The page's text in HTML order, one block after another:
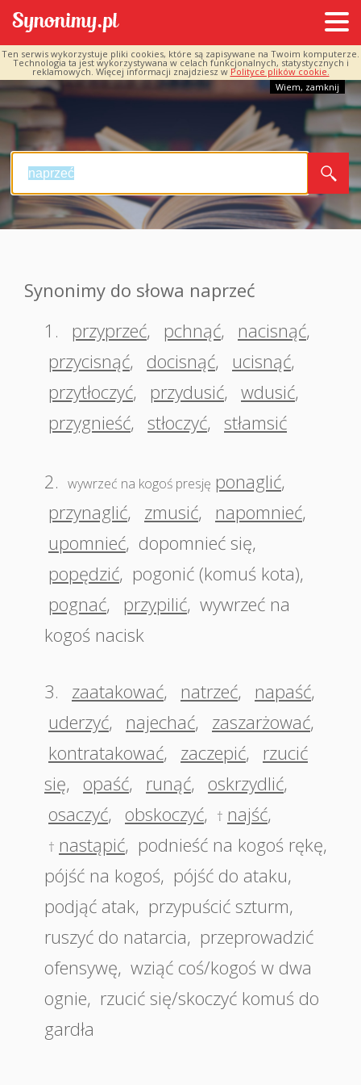
Ten serwis wykorzystuje pliki cookies, które są zapisywane na Twoim komputerze.
Technologia ta jest wykorzystywana w celach funkcjonalnych, statystycznych i
reklamowych. Więcej informacji znajdziesz w Polityce plików cookie.
Wiem, zamknij
Synonimy do słowa naprzeć
1.
przyprzeć, pchnąć, nacisnąć,
przycisnąć, docisnąć, ucisnąć,
przytłoczyć, przydusić, wdusić,
przygnieść, stłoczyć, stłamsić
2. wywrzeć na kogoś presję ponaglić,
przynaglić, zmusić, napomnieć,
upomnieć, dopomnieć się,
popędzić, pogonić (komuś kota),
pognać, przypilić, wywrzeć na
kogoś nacisk
3. zaatakować, natrzeć, napaść,
uderzyć, najechać, zaszarżować,
kontratakować, zaczepić,
rzucić
się, opaść, runąć, oskrzydlić,
osaczyć, obskoczyć, † najść,
† nastąpić, podnieść na kogoś rękę,
pójść na kogoś, pójść do ataku,
podjąć atak, przypuścić szturm,
ruszyć do natarcia, przeprowadzić
ofensywę, wziąć coś/kogoś w dwa
ognie, rzucić się/skoczyć komuś do
gardła